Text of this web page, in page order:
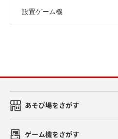
設置ゲーム機
あそび場をさがす
ゲーム機をさがす